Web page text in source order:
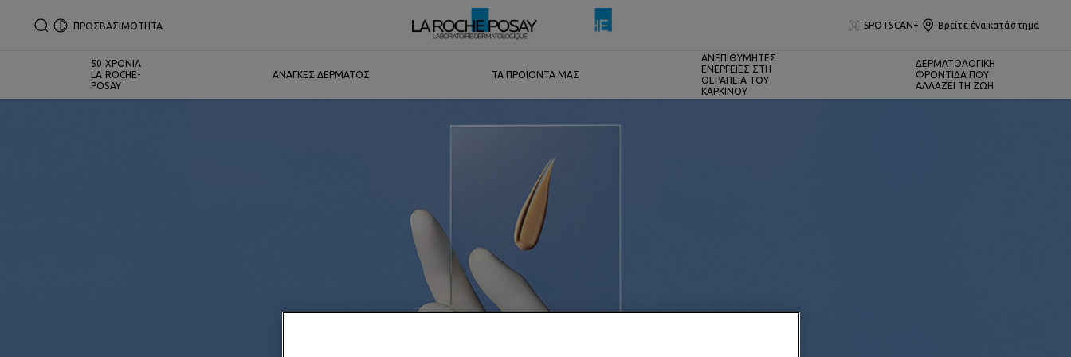
ΠΡΟΣΒΑΣΙΜΟΤΗΤΑ SPOTSCAN+ Βρείτε ένα κατάστημα
50 ΧΡΟΝΙΑ
LA ROCHE-
POSAY
ΑΝΑΓΚΕΣ ΔΕΡΜΑΤΟΣ ΤΑ ΠΡΟΪΟΝΤΑ ΜΑΣ
ΑΝΕΠΙΘΥΜΗΤΕΣ
ΕΝΕΡΓΕΙΕΣ ΣΤΗ
ΘΕΡΑΠΕΙΑ ΤΟΥ
ΚΑΡΚΙΝΟΥ
ΔΕΡΜΑΤΟΛΟΓΙΚΗ
ΦΡΟΝΤΙΔΑ ΠΟΥ
ΑΛΛΑΖΕΙ ΤΗ ΖΩΗ